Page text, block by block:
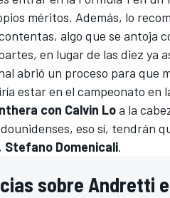
méritos. Además, lo
algo que se antoja
en lugar de las diez ya
abrió un proceso para que
estar en el campeonato en
con Calvin Loa la
eso sí, tendrán
Stefano Domenicali.
sobre Andretti